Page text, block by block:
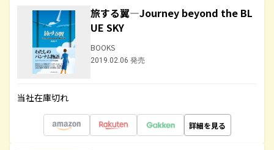
旅する翼―Journey beyond the BL
UE SKY
BOOKS
2019.02.06 発売
当社在庫切れ
詳細を見る